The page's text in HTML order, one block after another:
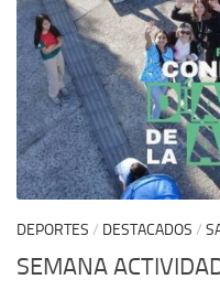
DEPORTES / DESTACADOS /
SEMANA